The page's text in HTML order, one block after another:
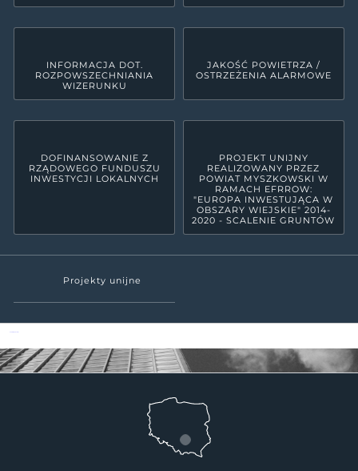
INFORMACJA DOT.
ROZPOWSZECHNIANIA
WIZERUNKU
JAKOŚĆ POWIETRZA /
OSTRZEŻENIA ALARMOWE
DOFINANSOWANIE Z
RZĄDOWEGO FUNDUSZU
INWESTYCJI LOKALNYCH
PROJEKT UNIJNY
REALIZOWANY PRZEZ
POWIAT MYSZKOWSKI W
RAMACH EFRROW:
"EUROPA INWESTUJĄCA W
OBSZARY WIEJSKIE" 2014-
2020 - SCALENIE GRUNTÓW
Projekty unijne